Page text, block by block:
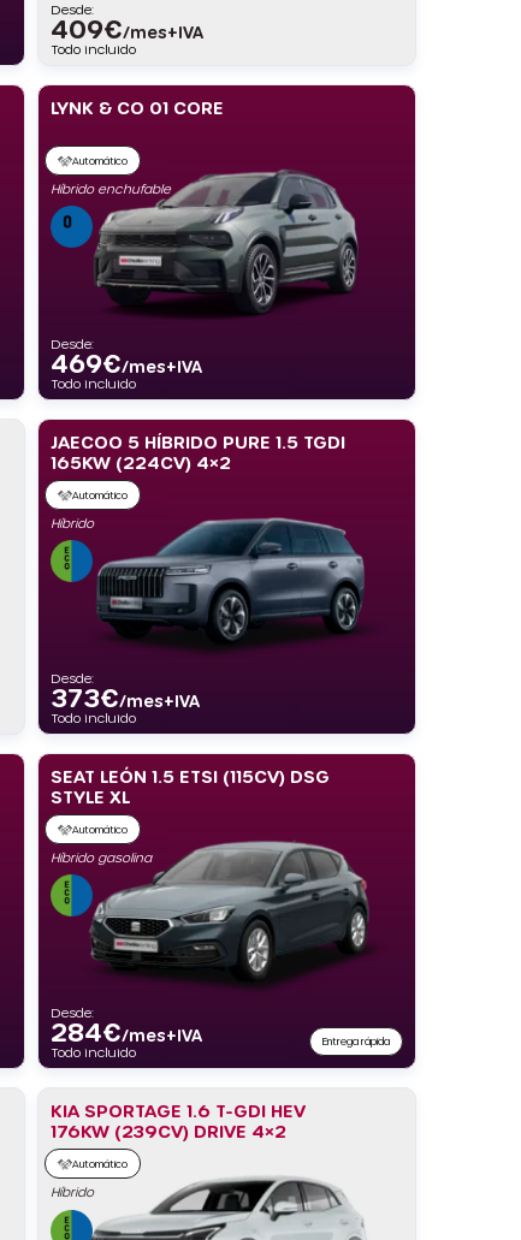
Desde:
409€/mes+IVA
Todo incluido
LYNK & CO 01 CORE
Automático
Híbrido enchufable
Desde:
469€/mes+IVA
Todo incluido
JAECOO 5 HÍBRIDO PURE 1.5 TGDI
165KW (224CV) 4×2
Automático
Híbrido
Desde:
373€/mes+IVA
Todo incluido
SEAT LEÓN 1.5 ETSI (115CV) DSG
STYLE XL
Automático
Híbrido gasolina
Desde:
284€/mes+IVA
Todo incluido
Entrega rápida
KIA SPORTAGE 1.6 T-GDI HEV
176KW (239CV) DRIVE 4×2
Automático
Híbrido